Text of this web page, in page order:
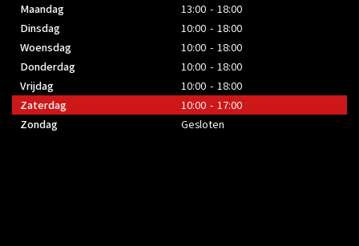
Maandag
13:00 - 18:00
Dinsdag
10:00 - 18:00
Woensdag
10:00 - 18:00
Donderdag
10:00 - 18:00
Vrijdag
10:00 - 18:00
Zaterdag
10:00 - 17:00
Zondag
Gesloten